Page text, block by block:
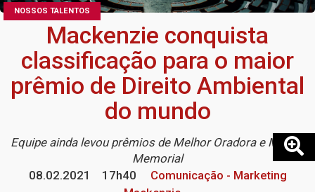
NOSSOS TALENTOS
Mackenzie conquista
classificação para o maior
prêmio de Direito Ambiental
do mundo
Equipe ainda levou prêmios de Melhor Oradora e Melhor
Memorial
08.02.2021
17h40
Comunicação - Marketing